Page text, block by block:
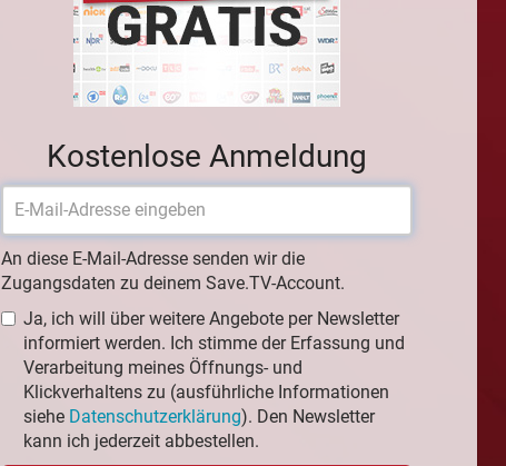
Kostenlose Anmeldung
An diese E-Mail-Adresse senden wir die
Zugangsdaten zu deinem Save.TV-Account.
Ja, ich will über weitere Angebote per Newsletter
informiert werden. Ich stimme der Erfassung und
Verarbeitung meines Öffnungs- und
Klickverhaltens zu (ausführliche Informationen
siehe Datenschutzerklärung). Den Newsletter
kann ich jederzeit abbestellen.